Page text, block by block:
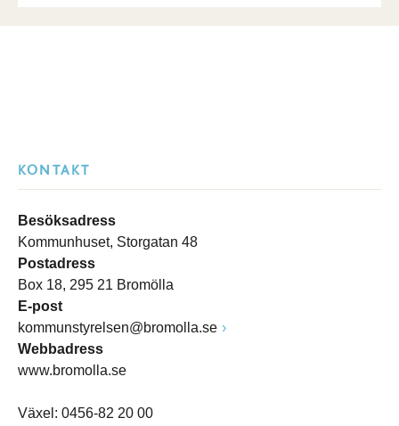
KONTAKT
Besöksadress
Kommunhuset, Storgatan 48
Postadress
Box 18, 295 21 Bromölla
E-post
kommunstyrelsen@bromolla.se
Webbadress
www.bromolla.se
Växel: 0456-82 20 00